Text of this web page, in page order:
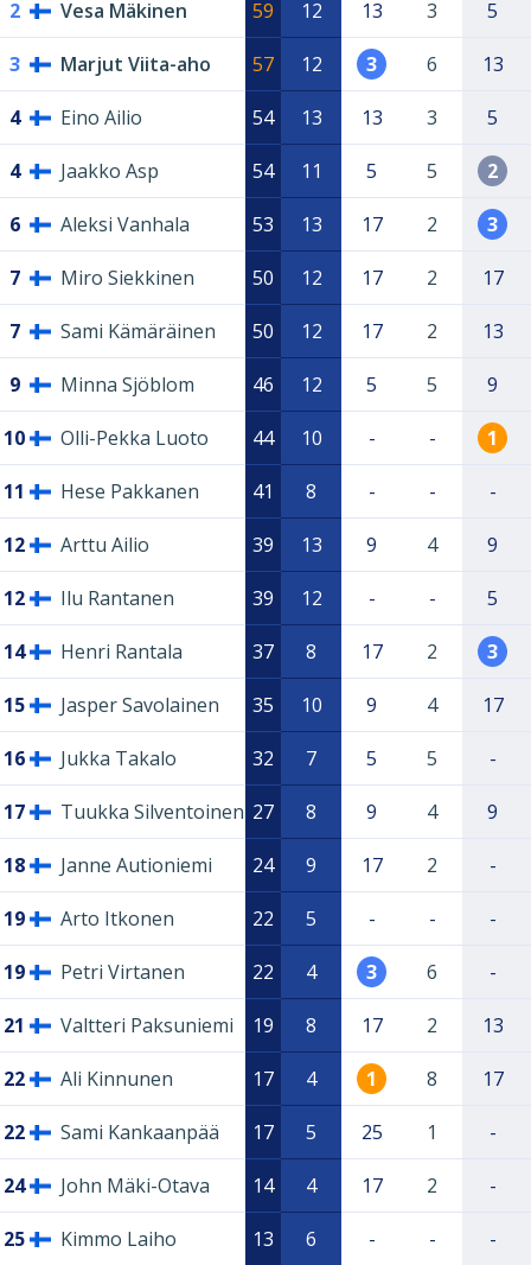
2 Vesa Mäkinen 59 12 13 3 5
3 Marjut Viita-aho 57 12 3 6 13
4 Eino Ailio 54 13 13 3 5
4 Jaakko Asp 54 11 5 5 2
6 Aleksi Vanhala 53 13 17 2 3
7 Miro Siekkinen 50 12 17 2 17
7 Sami Kämäräinen 50 12 17 2 13
9 Minna Sjöblom 46 12 5 5 9
10 Olli-Pekka Luoto 44 10 - - 1
11 Hese Pakkanen 41 8 - - -
12 Arttu Ailio 39 13 9 4 9
12 Ilu Rantanen 39 12 - - 5
14 Henri Rantala 37 8 17 2 3
15 Jasper Savolainen 35 10 9 4 17
16 Jukka Takalo 32 7 5 5 -
17 Tuukka Silventoinen 27 8 9 4 9
18 Janne Autioniemi 24 9 17 2 -
19 Arto Itkonen 22 5 - - -
19 Petri Virtanen 22 4 3 6 -
21 Valtteri Paksuniemi 19 8 17 2 13
22 Ali Kinnunen 17 4 1 8 17
22 Sami Kankaanpää 17 5 25 1 -
24 John Mäki-Otava 14 4 17 2 -
25 Kimmo Laiho 13 6 - - -